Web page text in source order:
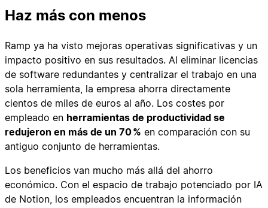
Haz más con menos
Ramp ya ha visto mejoras operativas significativas y un
impacto positivo en sus resultados. Al eliminar licencias
de software redundantes y centralizar el trabajo en una
sola herramienta, la empresa ahorra directamente
cientos de miles de euros al año. Los costes por
empleado en herramientas de productividad se
redujeron en más de un 70 % en comparación con su
antiguo conjunto de herramientas.
Los beneficios van mucho más allá del ahorro
económico. Con el espacio de trabajo potenciado por IA
de Notion, los empleados encuentran la información